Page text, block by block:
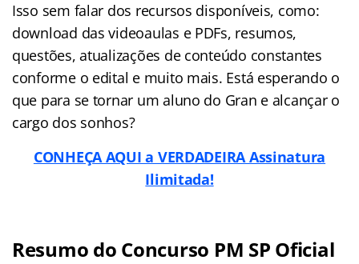
Isso sem falar dos recursos disponíveis, como:
download das videoaulas e PDFs, resumos,
questões, atualizações de conteúdo constantes
conforme o edital e muito mais. Está esperando o
que para se tornar um aluno do Gran e alcançar o
cargo dos sonhos?
CONHEÇA AQUI a VERDADEIRA Assinatura
Ilimitada!
Resumo do Concurso PM SP Oficial